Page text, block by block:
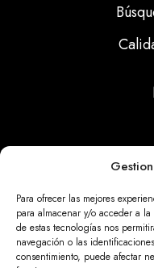
Para ofrecer las mejores
para almacenar y/o acceder a
de estas tecnologías nos
navegación o las
consentimiento, puede afectar